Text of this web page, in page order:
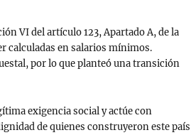
VI del artículo 123, Apartado A, de la
calculadas en salarios mínimos.
por lo que planteó una transición
exigencia social y actúe con
de quienes construyeron este país